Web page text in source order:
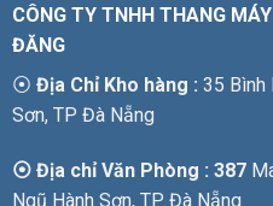
CÔNG TY TNHH THANG
ĐĂNG
⦿ Địa Chỉ Kho hàng : 35 Bình
Sơn, TP Đà Nẵng
⦿ Địa chỉ Văn Phòng : 387
Ngũ Hành Sơn, TP Đà Nẵng